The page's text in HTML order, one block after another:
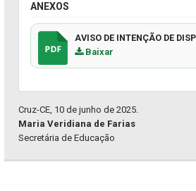
ANEXOS
AVISO DE INTENÇÃO DE
Baixar
Cruz-CE, 10 de junho de 2025.
Maria Veridiana de Farias
Secretária de Educação